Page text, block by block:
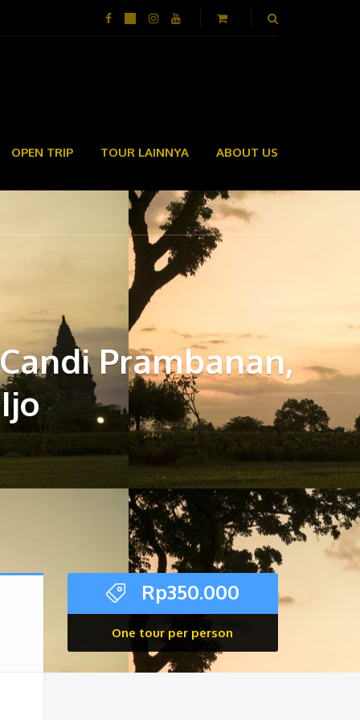
OPEN TRIP TOUR LAINNYA ABOUT US
Prambanan,
Rp350.000
One tour per person